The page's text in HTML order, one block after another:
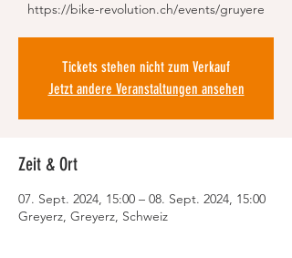
https://bike-revolution.ch/events/gruyere
Tickets stehen nicht zum Verkauf
Jetzt andere Veranstaltungen ansehen
Zeit & Ort
07. Sept. 2024, 15:00 – 08. Sept. 2024, 15:00
Greyerz, Greyerz, Schweiz